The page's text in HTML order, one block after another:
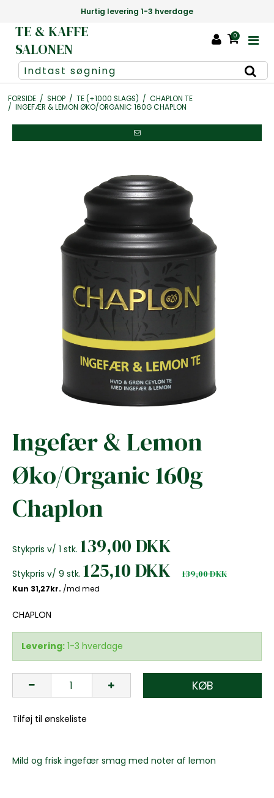
Danmarks største udvalg af te +1000
TE & KAFFE
SALONEN
0
FORSIDE / SHOP / TE (+1000 SLAGS) / CHAPLON TE
/ INGEFÆR & LEMON ØKO/ORGANIC 160G CHAPLON
Ingefær & Lemon
Øko/Organic 160g
Chaplon
Stykpris v/ 1 stk. 139,00 DKK
Stykpris v/ 9 stk. 125,10 DKK 139,00 DKK
CHAPLON
Levering: 1-3 hverdage
KØB
Tilføj til ønskeliste
Mild og frisk ingefær smag med noter af lemon